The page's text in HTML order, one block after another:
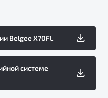
Belgee X70FL
системе